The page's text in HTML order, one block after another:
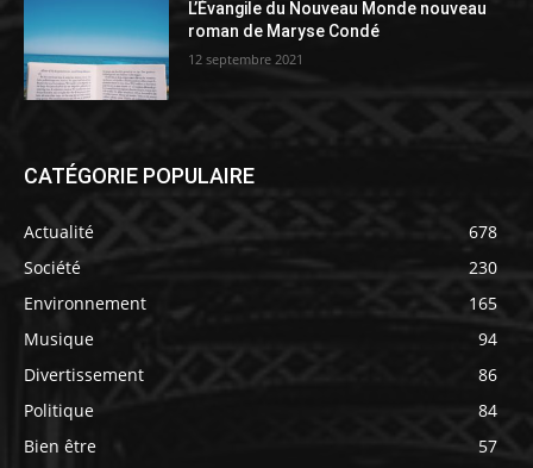
L’Évangile du Nouveau Monde nouveau
roman de Maryse Condé
12 septembre 2021
CATÉGORIE POPULAIRE
Actualité
678
Société
230
Environnement
165
Musique
94
Divertissement
86
Politique
84
Bien être
57